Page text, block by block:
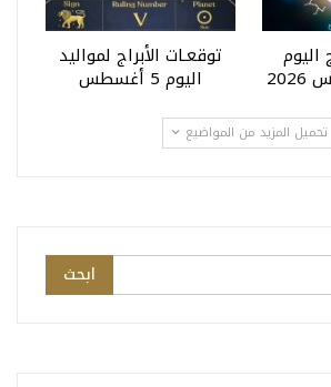
اليوم توقعـات الأبراج لمواليد
اليوم 5 أغسطس
تحميل المزيد من المواضيع